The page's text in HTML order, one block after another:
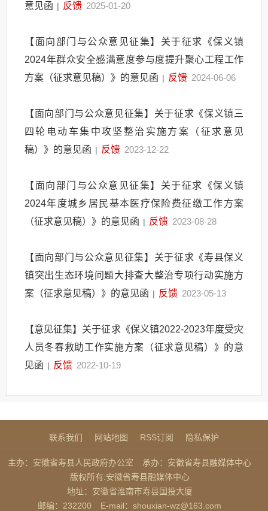
意见函 | 反馈 2025-01-20
【面向部门与公众意见征集】关于征求《保义镇
2024年群众安全感满意度参与度提升聚心工程工作
方案（征求意见稿）》的意见函 | 反馈 2024-06-06
【面向部门与公众意见征集】关于征求《保义镇三
四轮电动车集中攻坚整治实施方案（征求意见
稿）》的意见函 | 反馈 2023-12-22
【面向部门与公众意见征集】关于征求《保义镇
2024年度城乡居民基本医疗保险费征缴工作方案
（征求意见稿）》的意见函 | 反馈 2023-08-28
【面向部门与公众意见征集】关于征求《寿县保义
镇突出生态环境问题大排查大整治专项行动实施方
案（征求意见稿）》的意见函 | 反馈 2023-05-13
【意见征集】关于征求《保义镇2022-2023年度受灾
人员冬春救助工作实施方案（征求意见稿）》的意
见函 | 反馈 2022-10-19
联系我们 网站地图 RSS订阅 隐私保护
主办：安徽省寿县人民政府办公室
承办：安徽省寿县融媒体中心
版权所有:安徽省寿县融媒体中心
地址：安徽省淮南市寿县国投大厦
邮编：232200
E-mail：shouxian-wz@163.com